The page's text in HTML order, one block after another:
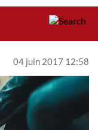
04 juin 2017 12:58